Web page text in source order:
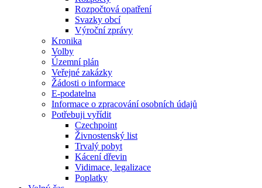
Rozpočtová opatření
Svazky obcí
Výroční zprávy
Kronika
Volby
Územní plán
Veřejné zakázky
Žádosti o informace
E-podatelna
Informace o zpracování osobních údajů
Potřebuji vyřídit
Czechpoint
Živnostenský list
Trvalý pobyt
Kácení dřevin
Vidimace, legalizace
Poplatky